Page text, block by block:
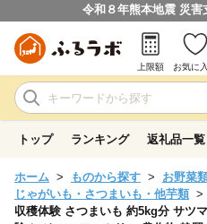
令和８年熊本地震 災害
上限額 お気に
トップ ランキング 返礼品一覧
ホーム ものから探す
お野菜
じゃがいも・さつまいも・他芋類
収穫体験 さつまいも 約5kg分 サツ